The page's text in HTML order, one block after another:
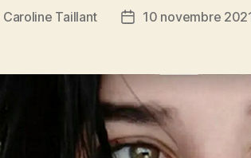
Caroline Taillant
Date10 novembre